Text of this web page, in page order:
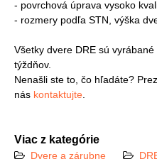
- povrchová úprava vysoko
- rozmery podľa STN, výška
Všetky dvere DRE sú
týždňov.
Nenašli ste to, čo hľadáte?
nás kontaktujte
Viac z kategórie
Dvere a zárubne